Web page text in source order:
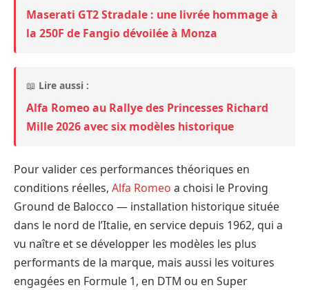
Maserati GT2 Stradale : une livrée hommage à
la 250F de Fangio dévoilée à Monza
📖 Lire aussi :
Alfa Romeo au Rallye des Princesses Richard
Mille 2026 avec six modèles historique
Pour valider ces performances théoriques en
conditions réelles, Alfa Romeo a choisi le Proving
Ground de Balocco — installation historique située
dans le nord de l’Italie, en service depuis 1962, qui a
vu naître et se développer les modèles les plus
performants de la marque, mais aussi les voitures
engagées en Formule 1, en DTM ou en Super